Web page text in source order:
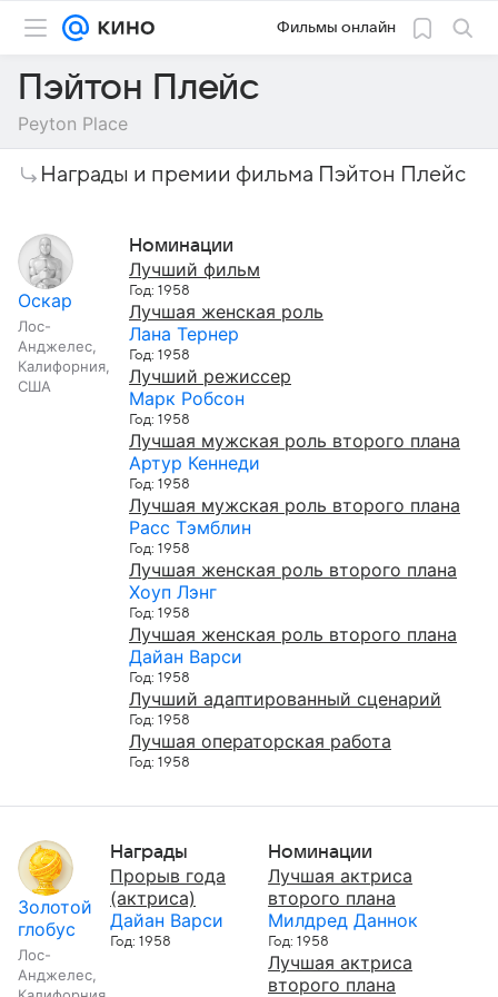
Фильмы онлайн
Пэйтон Плейс
Peyton Place
Награды и премии фильма Пэйтон Плейс
Оскар
Лос-
Анджелес,
Калифорния,
США
Номинации
Лучший фильм
Год: 1958
Лучшая женская роль
Лана Тернер
Год: 1958
Лучший режиссер
Марк Робсон
Год: 1958
Лучшая мужская роль второго плана
Артур Кеннеди
Год: 1958
Лучшая мужская роль второго плана
Расс Тэмблин
Год: 1958
Лучшая женская роль второго плана
Хоуп Лэнг
Год: 1958
Лучшая женская роль второго плана
Дайан Варси
Год: 1958
Лучший адаптированный сценарий
Год: 1958
Лучшая операторская работа
Год: 1958
Золотой
глобус
Лос-
Анджелес,
Награды
Прорыв года
(актриса)
Дайан Варси
Год: 1958
Номинации
Лучшая актриса
второго плана
Милдред Даннок
Год: 1958
Лучшая актриса
второго плана